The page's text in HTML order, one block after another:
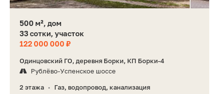
500 м², дом
33 сотки, участок
122 000 000 ₽
Одинцовский ГО, деревня Борки, КП Борки-4
Рублёво-Успенское шоссе
2 этажа •
Газ, водопровод, канализация